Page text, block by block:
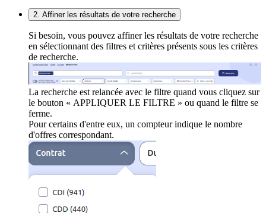
2. Affiner les résultats de votre recherche
Si besoin, vous pouvez affiner les résultats de votre recherche
en sélectionnant des filtres et critères présents sous les critères
de recherche.
La recherche est relancée avec le filtre quand vous cliquez sur
le bouton « APPLIQUER LE FILTRE » ou quand le filtre se
ferme.
Pour certains d'entre eux, un compteur indique le nombre
d'offres correspondant.